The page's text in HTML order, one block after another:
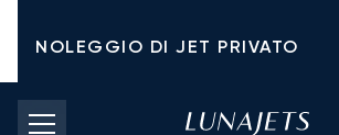
NOLEGGIO DI JET PRIVATO
TARIFFE DI NOLEGGIO